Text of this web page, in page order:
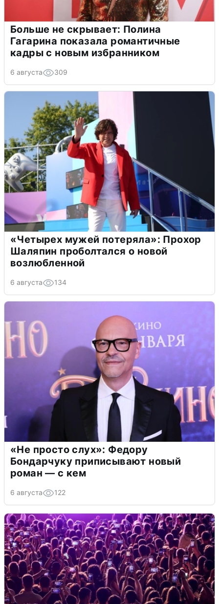
Больше не скрывает: Полина
Гагарина показала романтичные
кадры с новым избранником
6 августа 309
«Четырех мужей потеряла»: Прохор
Шаляпин проболтался о новой
возлюбленной
6 августа 134
«Не просто слух»: Федору
Бондарчуку приписывают новый
роман — с кем
6 августа 122